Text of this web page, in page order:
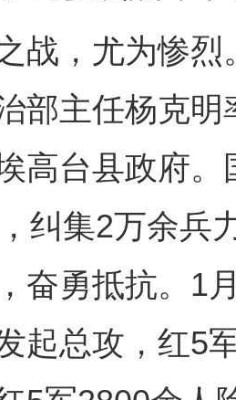
，尤为惨烈
部主任杨克
高台县政府
纠集2万余兵
奋勇抵抗。1
起总攻，红5